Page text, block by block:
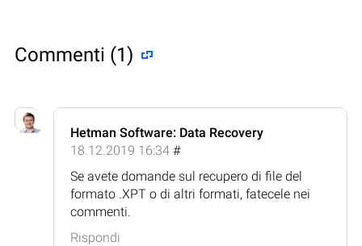
Commenti (1)
Hetman Software: Data Recovery
18.12.2019 16:34 #
Se avete domande sul recupero di file del
formato .XPT o di altri formati, fatecele nei
commenti.
Rispondi